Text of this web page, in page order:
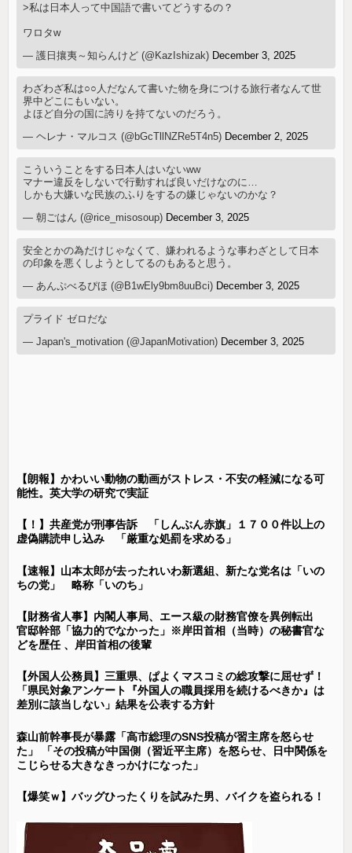
>私は日本人って中国語で書いてどうするの？
ワロタw
— 護日攘夷～知らんけど (@KazIshizak) December 3, 2025
わざわざ私は○○人だなんて書いた物を身につける旅行者なんて世
界中どこにもいない。
よほど自分の国に誇りを持てないのだろう。
— ヘレナ・マルコス (@bGcTllNZRe5T4n5) December 2, 2025
こういうことをする日本人はいないww
マナー違反をしないで行動すれば良いだけなのに…
しかも大嫌いな民族のふりをするの嫌じゃないのかな？
— 朝ごはん (@rice_misosoup) December 3, 2025
安全とかの為だけじゃなくて、嫌われるような事わざとして日本
の印象を悪くしようとしてるのもあると思う。
— あんぷべるぴほ (@B1wEly9bm8uuBci) December 3, 2025
プライド ゼロだな
— Japan's_motivation (@JapanMotivation) December 3, 2025
【朗報】かわいい動物の動画がストレス・不安の軽減になる可
能性。英大学の研究で実証
【！】共産党が刑事告訴 「しんぶん赤旗」１７００件以上の
虚偽購読申し込み 「厳重な処罰を求める」
【速報】山本太郎が去ったれいわ新選組、新たな党名は「いの
ちの党」 略称「いのち」
【財務省人事】内閣人事局、エース級の財務官僚を異例転出
官邸幹部「協力的でなかった」※岸田首相（当時）の秘書官な
どを歴任 、岸田首相の後輩
【外国人公務員】三重県、ぱよくマスコミの総攻撃に屈せず！
「県民対象アンケート『外国人の職員採用を続けるべきか』は
差別に該当しない」結果を公表する方針
森山前幹事長が暴露「高市総理のSNS投稿が習主席を怒らせ
た」 「その投稿が中国側（習近平主席）を怒らせ、日中関係を
こじらせる大きなきっかけになった」
【爆笑ｗ】バッグひったくりを試みた男、バイクを盗られる！